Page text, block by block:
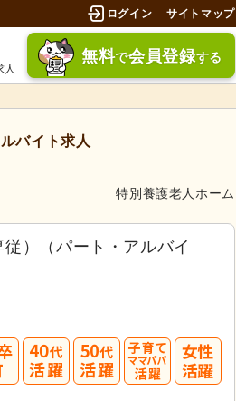
ログイン サイトマップ
無料で会員登録する
バイト求人
特別養護老人ホーム
）（パート・アルバイ